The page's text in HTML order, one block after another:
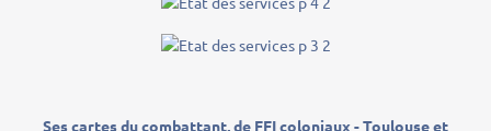
Ses cartes du combattant, de FFI coloniaux - Toulouse et